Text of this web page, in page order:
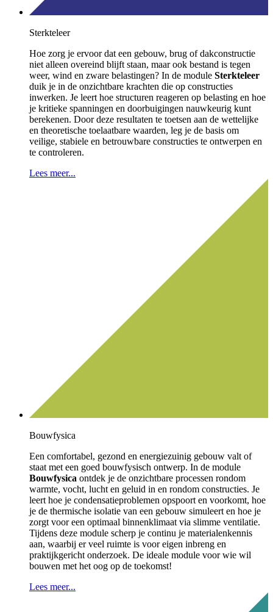
Sterkteleer
Hoe zorg je ervoor dat een gebouw, brug of dakconstructie
niet alleen overeind blijft staan, maar ook bestand is tegen
weer, wind en zware belastingen? In de module Sterkteleer
duik je in de onzichtbare krachten die op constructies
inwerken. Je leert hoe structuren reageren op belasting en hoe
je kritieke spanningen en doorbuigingen nauwkeurig kunt
berekenen. Door deze resultaten te toetsen aan de wettelijke
en theoretische toelaatbare waarden, leg je de basis om
veilige, stabiele en betrouwbare constructies te ontwerpen en
te controleren.
Lees meer...
Bouwfysica
Een comfortabel, gezond en energiezuinig gebouw valt of
staat met een goed bouwfysisch ontwerp. In de module
Bouwfysica ontdek je de onzichtbare processen rondom
warmte, vocht, lucht en geluid in en rondom constructies. Je
leert hoe je condensatieproblemen opspoort en voorkomt, hoe
je de thermische isolatie van een gebouw simuleert en hoe je
zorgt voor een optimaal binnenklimaat via slimme ventilatie.
Tijdens deze module scherp je continu je materialenkennis
aan, waarbij er veel ruimte is voor eigen inbreng en
praktijkgericht onderzoek. De ideale module voor wie wil
bouwen met het oog op de toekomst!
Lees meer...